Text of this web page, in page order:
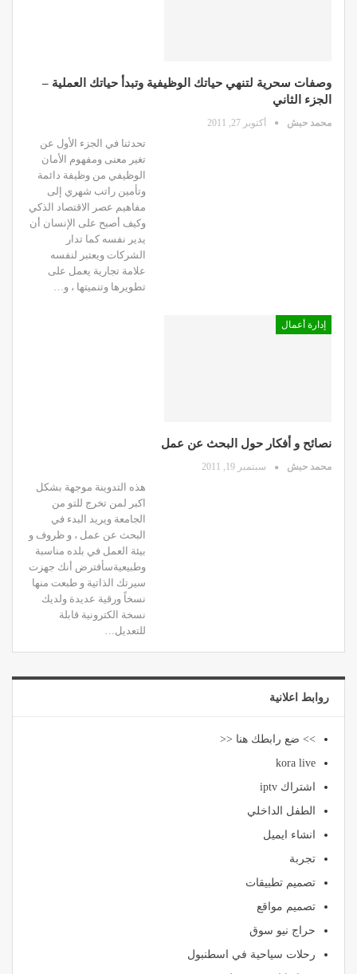
وصفات سحرية لتنهي حياتك الوظيفية وتبدأ حياتك العملية –
الجزء الثاني
محمد حبش أكتوبر 27, 2011
تحدثنا في الجزء الأول عن
تغير معنى ومفهوم الأمان
الوظيفي من وظيفة دائمة
وتأمين راتب شهري إلى
مفاهيم عصر الاقتصاد الذكي
وكيف أصبح على الإنسان أن
يدير نفسه كما تدار
الشركات ويعتبر لنفسه
علامة تجارية يعمل على
تطويرها وتنميتها ، و…
إدارة أعمال
نصائح و أفكار حول البحث عن عمل
محمد حبش سبتمبر 19, 2011
هذه التدوينة موجهة بشكل
اكبر لمن تخرج للتو من
الجامعة ويريد البدء في
البحث عن عمل ، و ظروف و
بيئة العمل في بلده مناسبة
وطبيعيةسأفترض أنك جهزت
سيرتك الذاتية و طبعت منها
نسخاً ورقية عديدة ولديك
نسخة الكترونية قابلة
للتعديل…
روابط اعلانية
>> ضع رابطك هنا <<
kora live
اشتراك iptv
الطفل الداخلي
انشاء ايميل
تجربة
تصميم تطبيقات
تصميم مواقع
حراج نيو سوق
رحلات سياحية في اسطنبول